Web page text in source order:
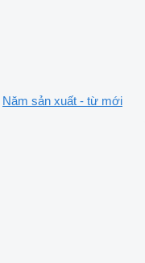
Năm sản xuất - từ mới